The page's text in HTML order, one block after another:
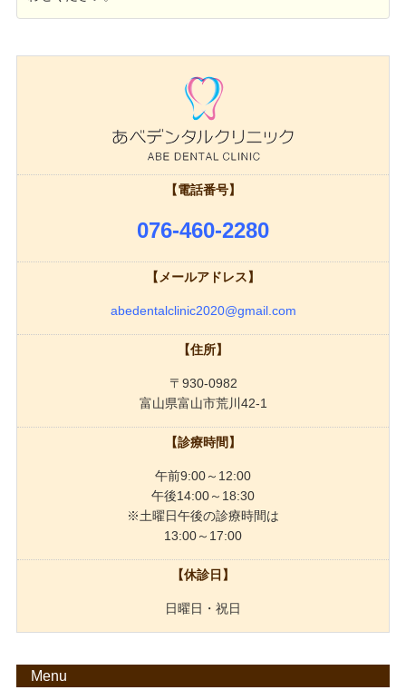
【電話番号】
076-460-2280
【メールアドレス】
abedentalclinic2020@gmail.com
【住所】
〒930-0982
富山県富山市荒川42-1
【診療時間】
午前9:00～12:00
午後14:00～18:30
※土曜日午後の診療時間は
13:00～17:00
【休診日】
日曜日・祝日
Menu